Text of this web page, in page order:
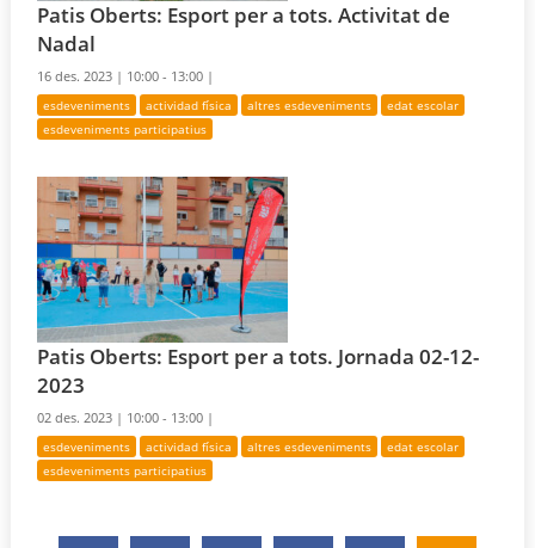
Patis Oberts: Esport per a tots. Activitat de
Nadal
16 des. 2023 | 10:00 - 13:00 |
esdeveniments actividad física altres esdeveniments
edat escolar
esdeveniments participatius
Patis Oberts: Esport per a tots. Jornada 02-12-
2023
02 des. 2023 | 10:00 - 13:00 |
esdeveniments actividad física altres esdeveniments
edat escolar
esdeveniments participatius